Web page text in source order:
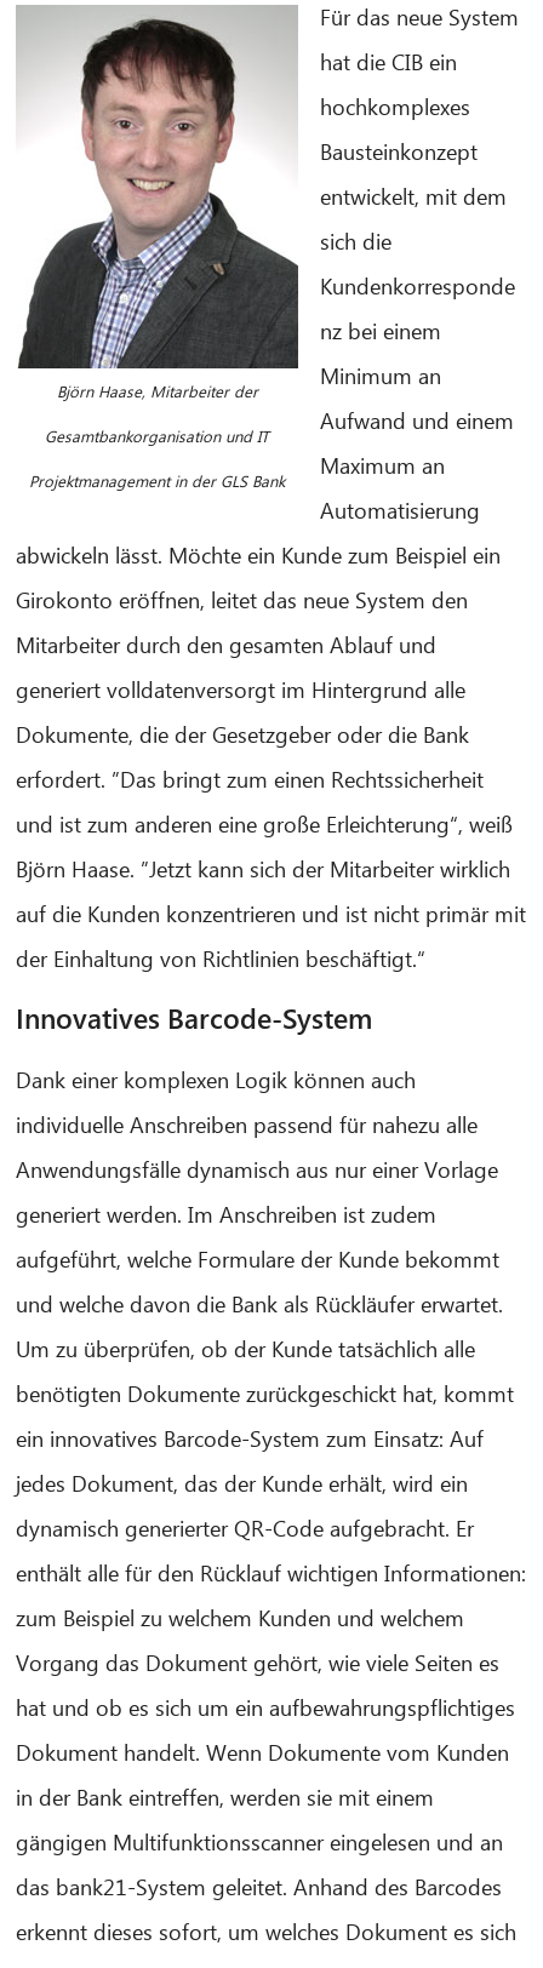
Björn Haase, Mitarbeiter der
Gesamtbankorganisation und IT
Projektmanagement in der GLS Bank
Für das neue System
hat die CIB ein
hochkomplexes
Bausteinkonzept
entwickelt, mit dem
sich die
Kundenkorresponde
nz bei einem
Minimum an
Aufwand und einem
Maximum an
Automatisierung
abwickeln lässt. Möchte ein Kunde zum Beispiel ein
Girokonto eröffnen, leitet das neue System den
Mitarbeiter durch den gesamten Ablauf und
generiert volldatenversorgt im Hintergrund alle
Dokumente, die der Gesetzgeber oder die Bank
erfordert. ”Das bringt zum einen Rechtssicherheit
und ist zum anderen eine große Erleichterung“, weiß
Björn Haase. ”Jetzt kann sich der Mitarbeiter wirklich
auf die Kunden konzentrieren und ist nicht primär mit
der Einhaltung von Richtlinien beschäftigt.“
Innovatives Barcode-System
Dank einer komplexen Logik können auch
individuelle Anschreiben passend für nahezu alle
Anwendungsfälle dynamisch aus nur einer Vorlage
generiert werden. Im Anschreiben ist zudem
aufgeführt, welche Formulare der Kunde bekommt
und welche davon die Bank als Rückläufer erwartet.
Um zu überprüfen, ob der Kunde tatsächlich alle
benötigten Dokumente zurückgeschickt hat, kommt
ein innovatives Barcode-System zum Einsatz: Auf
jedes Dokument, das der Kunde erhält, wird ein
dynamisch generierter QR-Code aufgebracht. Er
enthält alle für den Rücklauf wichtigen Informationen:
zum Beispiel zu welchem Kunden und welchem
Vorgang das Dokument gehört, wie viele Seiten es
hat und ob es sich um ein aufbewahrungspflichtiges
Dokument handelt. Wenn Dokumente vom Kunden
in der Bank eintreffen, werden sie mit einem
gängigen Multifunktionsscanner eingelesen und an
das bank21-System geleitet. Anhand des Barcodes
erkennt dieses sofort, um welches Dokument es sich
Olá! O que posso fazer por si?